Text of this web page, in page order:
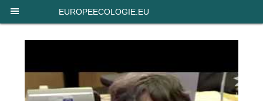
EUROPEECOLOGIE.EU